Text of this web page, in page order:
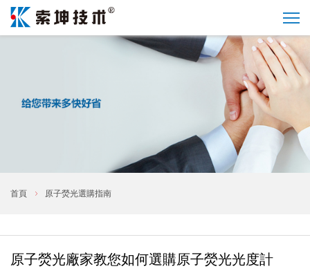
首頁 原子熒光選購指南
原子熒光廠家教您如何選購原子熒光光度計